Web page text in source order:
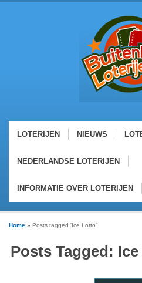
LOTERIJEN NIEUWS
NEDERLANDSE LOTERIJEN
INFORMATIE OVER LOTERIJEN
Home » Posts tagged 'Ice Lotto'
Posts Tagged: